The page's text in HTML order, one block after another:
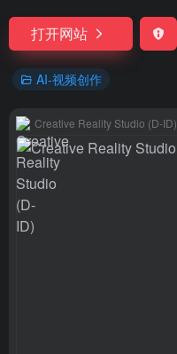
打开网站
AI-视频创作
Creative Reality Studio (D-ID)